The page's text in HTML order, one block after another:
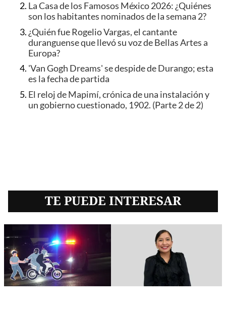
La Casa de los Famosos México 2026: ¿Quiénes
son los habitantes nominados de la semana 2?
¿Quién fue Rogelio Vargas, el cantante
duranguense que llevó su voz de Bellas Artes a
Europa?
'Van Gogh Dreams' se despide de Durango; esta
es la fecha de partida
El reloj de Mapimí, crónica de una instalación y
un gobierno cuestionado, 1902. (Parte 2 de 2)
TE PUEDE INTERESAR